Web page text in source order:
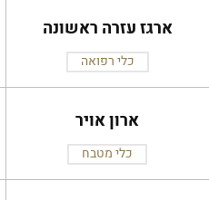
ארגז עזרה ראשונה
כלי רפואה
ארון אויר
כלי מטבח